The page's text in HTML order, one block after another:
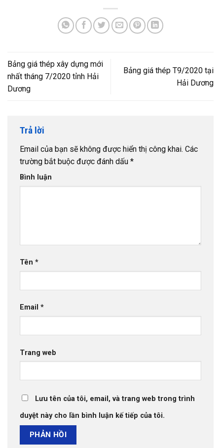
Bảng giá thép xây dựng mới
nhất tháng 7/2020 tỉnh Hải
Dương
Bảng giá thép T9/2020 tại
Hải Dương
Trả lời
Email của bạn sẽ không được hiển thị công khai. Các
trường bắt buộc được đánh dấu *
Bình luận
Tên *
Email *
Trang web
Lưu tên của tôi, email, và trang web trong trình
duyệt này cho lần bình luận kế tiếp của tôi.